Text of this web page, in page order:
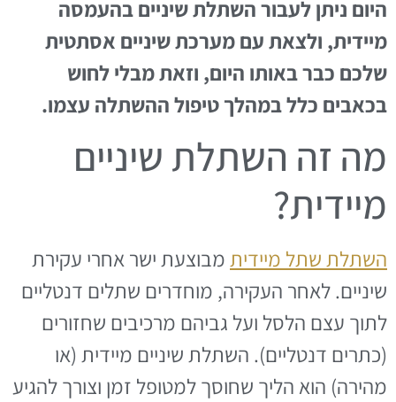
היום ניתן לעבור השתלת שיניים בהעמסה
מיידית, ולצאת עם מערכת שיניים אסתטית
שלכם כבר באותו היום, וזאת מבלי לחוש
בכאבים כלל במהלך טיפול ההשתלה עצמו.
מה זה השתלת שיניים
מיידית?
השתלת שתל מיידיתמבוצעת ישר אחרי עקירת
שיניים. לאחר העקירה, מוחדרים שתלים דנטליים
לתוך עצם הלסל ועל גביהם מרכיבים שחזורים
(כתרים דנטליים). השתלת שיניים מיידית (או
מהירה) הוא הליך שחוסך למטופל זמן וצורך להגיע